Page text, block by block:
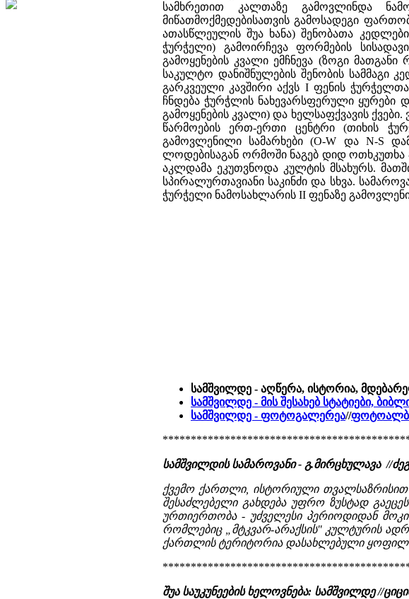
სამხრეთით კალთაზე გამოვლინდა
მიწათმოქმედებისათვის გამოსადეგი
ათასწლეულის შუა ხანა) შენობათა
ჭურჭელი) გამოირჩევა ფორმების
გამოყენების კვალი ემჩნევა (ზოგი
საკულტო დანიშნულების შენობის სამმაგი
გარკვეული კავშირი აქვს I ფენის
ჩნდება ჭურჭლის ნახევარსფერული ყურები და
გამოყენების კვალი) და ხელსაფქვავის
წარმოების ერთ-ერთი ცენტრი (თიხის
გამოვლენილი სამარხები (O-W და N-S
ლოდებისაგან ორმოში ნაგებ დიდ ოთხკუთხა
აკლდამა ეკუთვნოდა კულტის მსახურს.
სპირალურთავიანი საკინძი და სხვა.
ჭურჭელი ნამოსახლარის II ფენაზე
სამშვილდე - აღწერა, ისტორია,
სამშვილდე - მის შესახებ სტატიები,
სამშვილდე - ფოტოგალერეა//
სამშვილდის სამაროვანი - გ.მირცხულავა //
ქვემო ქართლი, ისტორიული
შესაძლებელი გახდება უფრო ზუსტად
ურთიერთობა - უძველესი პერიოდიდან
რომლებიც „მტკვარ-არაქსის" კულტურის
ქართლის ტერიტორია დასახლებული
შუა საუკუნეების ხელოვნება: სამშვილდე //